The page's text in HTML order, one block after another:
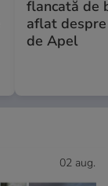
flancată de
aflat
de Apel
02 aug.